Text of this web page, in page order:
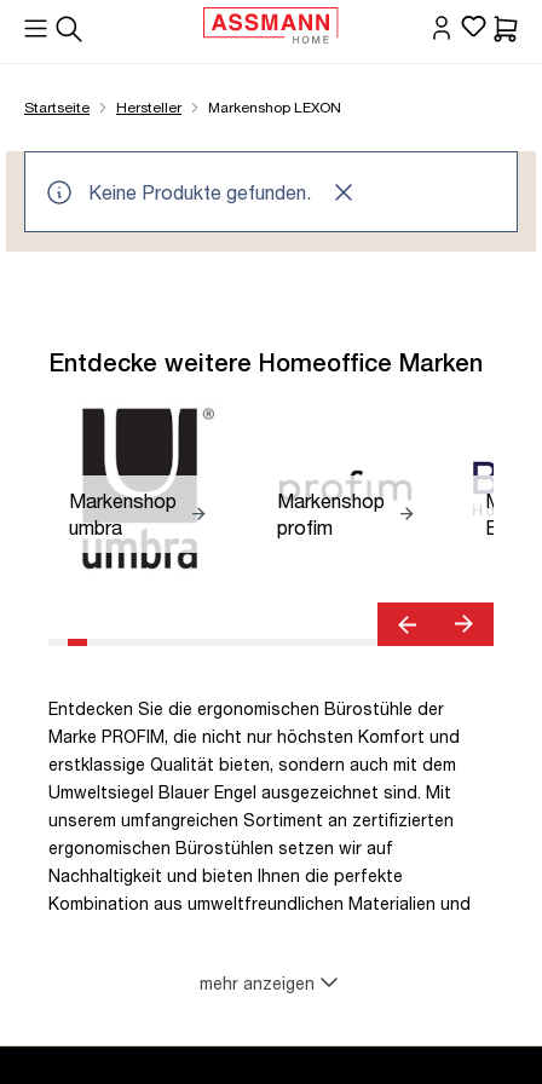
springen
Startseite Hersteller Markenshop LEXON
Keine Produkte gefunden.
Entdecke weitere Homeoffice Marken
Markenshop
umbra
Markenshop
profim
Entdecken Sie die ergonomischen Bürostühle der
Marke PROFIM, die nicht nur höchsten Komfort und
erstklassige Qualität bieten, sondern auch mit dem
Umweltsiegel Blauer Engel ausgezeichnet sind. Mit
unserem umfangreichen Sortiment an zertifizierten
ergonomischen Bürostühlen setzen wir auf
Nachhaltigkeit und bieten Ihnen die perfekte
Kombination aus umweltfreundlichen Materialien und
Unsere Bürostühle mit dem Blauen Engel sind eine
Umweltsiegel garantiert, dass die Stühle strenge
mehr anzeigen